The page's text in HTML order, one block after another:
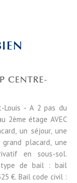
CENTRE-
Louis - A 2 pas du
2ème étage AVEC
un séjour, une
grand placard, une
en sous-sol.
type de bail : bail
€. Bail code civil :